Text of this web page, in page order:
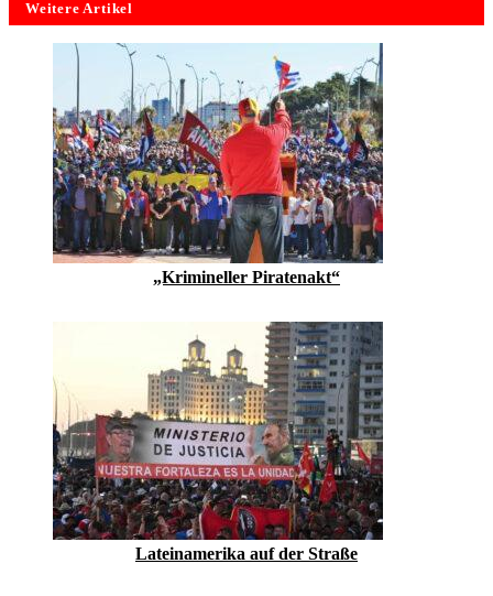
Weitere Artikel
„Krimineller Piratenakt“
Lateinamerika auf der Straße